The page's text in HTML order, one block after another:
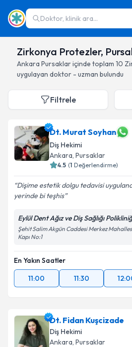
Doktor, klinik ara...
Zirkonya Protezler,
Ankara Pursaklariçinde toplam 10
uygulayan doktor - uzman bulundu
Filtrele
Dt. Murat Soyhan
Diş Hekimi
Ankara, Pursaklar
4.5 (1 Değerlendirme)
Dişime estetik dolgu tedavisi
yerinde bi teşhis
Eylül Dent Ağız ve Diş Sağlığı
Şehit Salim Akgün Caddesi Merkez
Kapı No:1
En Yakın Saatler
11:00
11:30
Dt. Fidan Kuşcizade
Diş Hekimi
Ankara, Pursaklar